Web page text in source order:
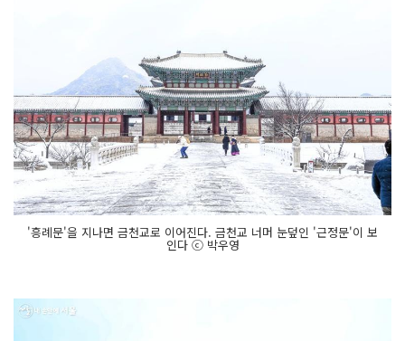
'흥례문'을 지나면 금천교로 이어진다. 금천교 너머 눈덮인 '근정문'이 보
인다 ⓒ 박우영